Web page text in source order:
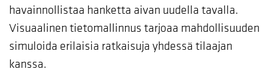
havainnollistaa hanketta aivan uudella tavalla.
Visuaalinen tietomallinnus tarjoaa mahdollisuuden
simuloida erilaisia ratkaisuja yhdessä tilaajan
kanssa.